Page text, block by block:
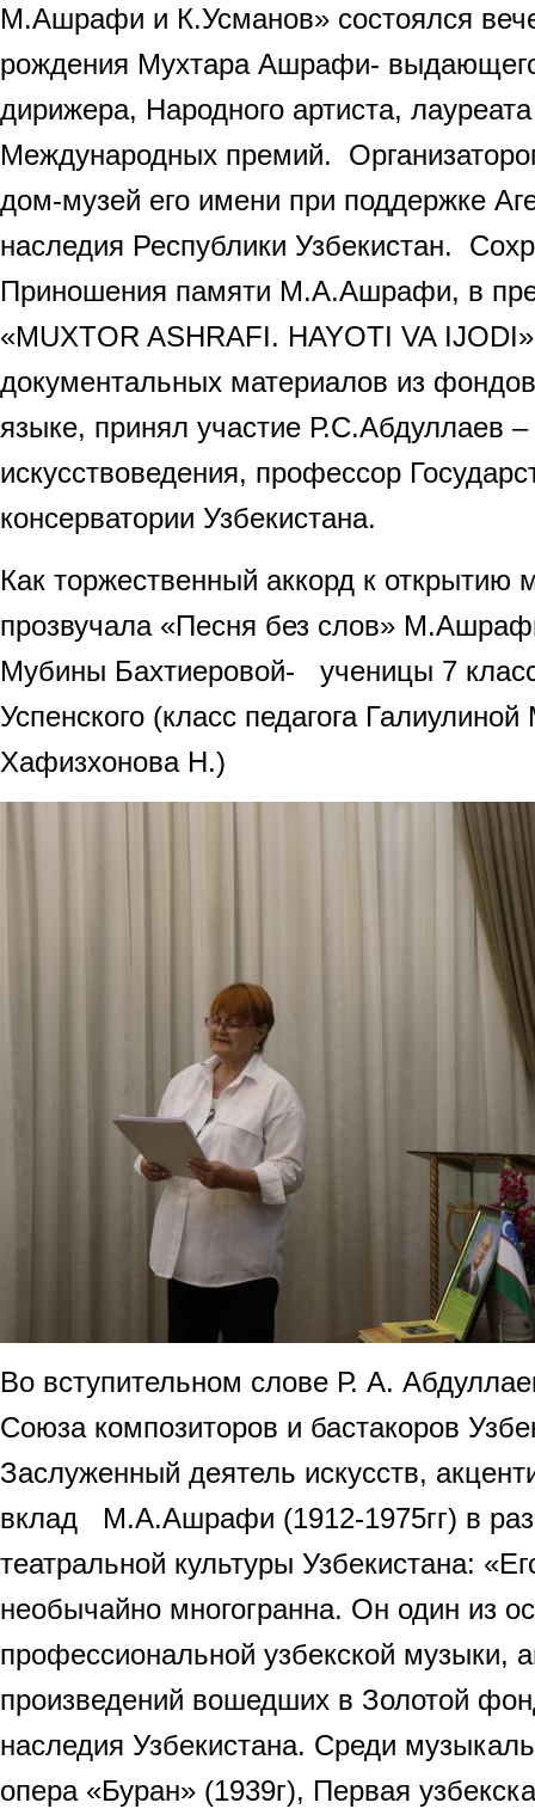
М.Ашрафи и К.Усманов» состоялся
рождения Мухтара Ашрафи-
дирижера, Народного артиста,
Международных премий.
дом-музей его имени при поддержке
наследия Республики Узбекистан.
Приношения памяти М.А.Ашрафи, в
«МUXTOR ASHRAFI. НAYOTI VA
документальных материалов из
языке, принял участие Р.С.Абдуллаев –
искусствоведения, профессор
консерватории Узбекистана.
Как торжественный аккорд к открытию
прозвучала «Песня без слов»
Мубины Бахтиеровой- ученицы 7
Успенского (класс педагога
Хафизхонова Н.)
Во вступительном слове Р. А.
Союза композиторов и бастакоров
Заслуженный деятель искусств,
вклад М.А.Ашрафи (1912-1975гг) в
театральной культуры Узбекистана:
необычайно многогранна. Он один из
профессиональной узбекской музыки,
произведений вошедших в Золотой
наследия Узбекистана. Среди
опера «Буран» (1939г), Первая